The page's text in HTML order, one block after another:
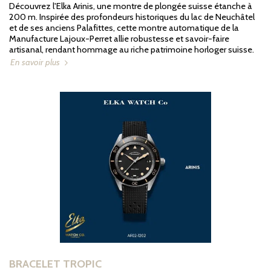
Découvrez l'Elka Arinis, une montre de plongée suisse étanche à
200 m. Inspirée des profondeurs historiques du lac de Neuchâtel
et de ses anciens Palafittes, cette montre automatique de la
Manufacture Lajoux-Perret allie robustesse et savoir-faire
artisanal, rendant hommage au riche patrimoine horloger suisse.
En savoir plus
BRACELET TROPIC